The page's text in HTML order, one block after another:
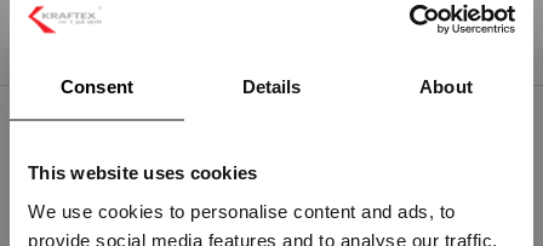
Consent Details About
This website uses cookies
We use cookies to personalise content and ads, to
provide social media features and to analyse our traffic.